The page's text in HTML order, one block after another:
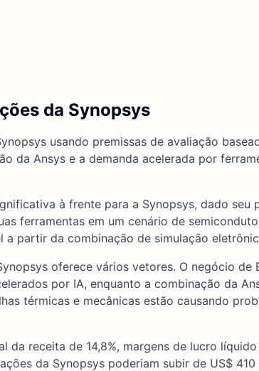
da Synopsys
usando premissas de avaliação
da Ansys e a demanda acelerada por
à frente para a Synopsys, dado seu
ferramentas em um cenário de
a partir da combinação de simulação
oferece vários vetores. O negócio de
por IA, enquanto a combinação da
térmicas e mecânicas estão causando
da receita de 14,8%, margens de lucro
da Synopsys poderiam subir de US$